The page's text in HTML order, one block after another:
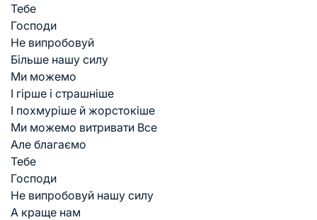
Тебе
Господи
Не випробовуй
Більше нашу силу
Ми можемо
І гірше і страшніше
І похмуріше й жорстокіше
Ми можемо витривати Все
Але благаємо
Тебе
Господи
Не випробовуй нашу силу
А краще нам